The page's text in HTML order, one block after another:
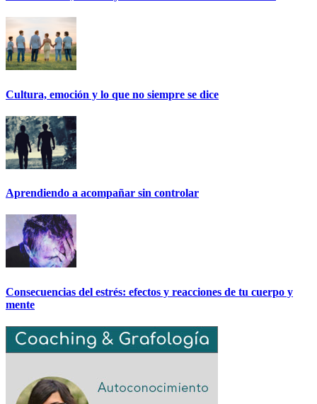
Cultura, emoción y lo que no siempre se dice
Aprendiendo a acompañar sin controlar
Consecuencias del estrés: efectos y reacciones de tu cuerpo y
mente